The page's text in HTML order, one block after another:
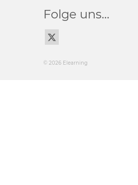
Folge uns…
© 2026 Elearning